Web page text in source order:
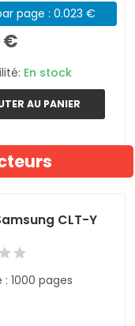
page : 0.023 €
€
En stock
AU PANIER
CLT-Y
1000 pages